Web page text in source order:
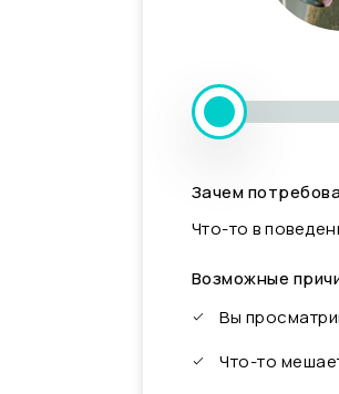
Зачем
Что-то в
Возможные
Вы
Что-то